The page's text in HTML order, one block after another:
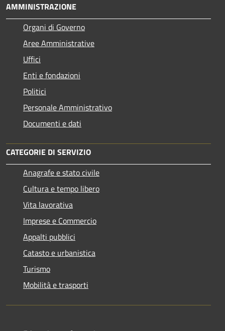
AMMINISTRAZIONE
Organi di Governo
Aree Amministrative
Uffici
Enti e fondazioni
Politici
Personale Amministrativo
Documenti e dati
CATEGORIE DI SERVIZIO
Anagrafe e stato civile
Cultura e tempo libero
Vita lavorativa
Imprese e Commercio
Appalti pubblici
Catasto e urbanistica
Turismo
Mobilità e trasporti